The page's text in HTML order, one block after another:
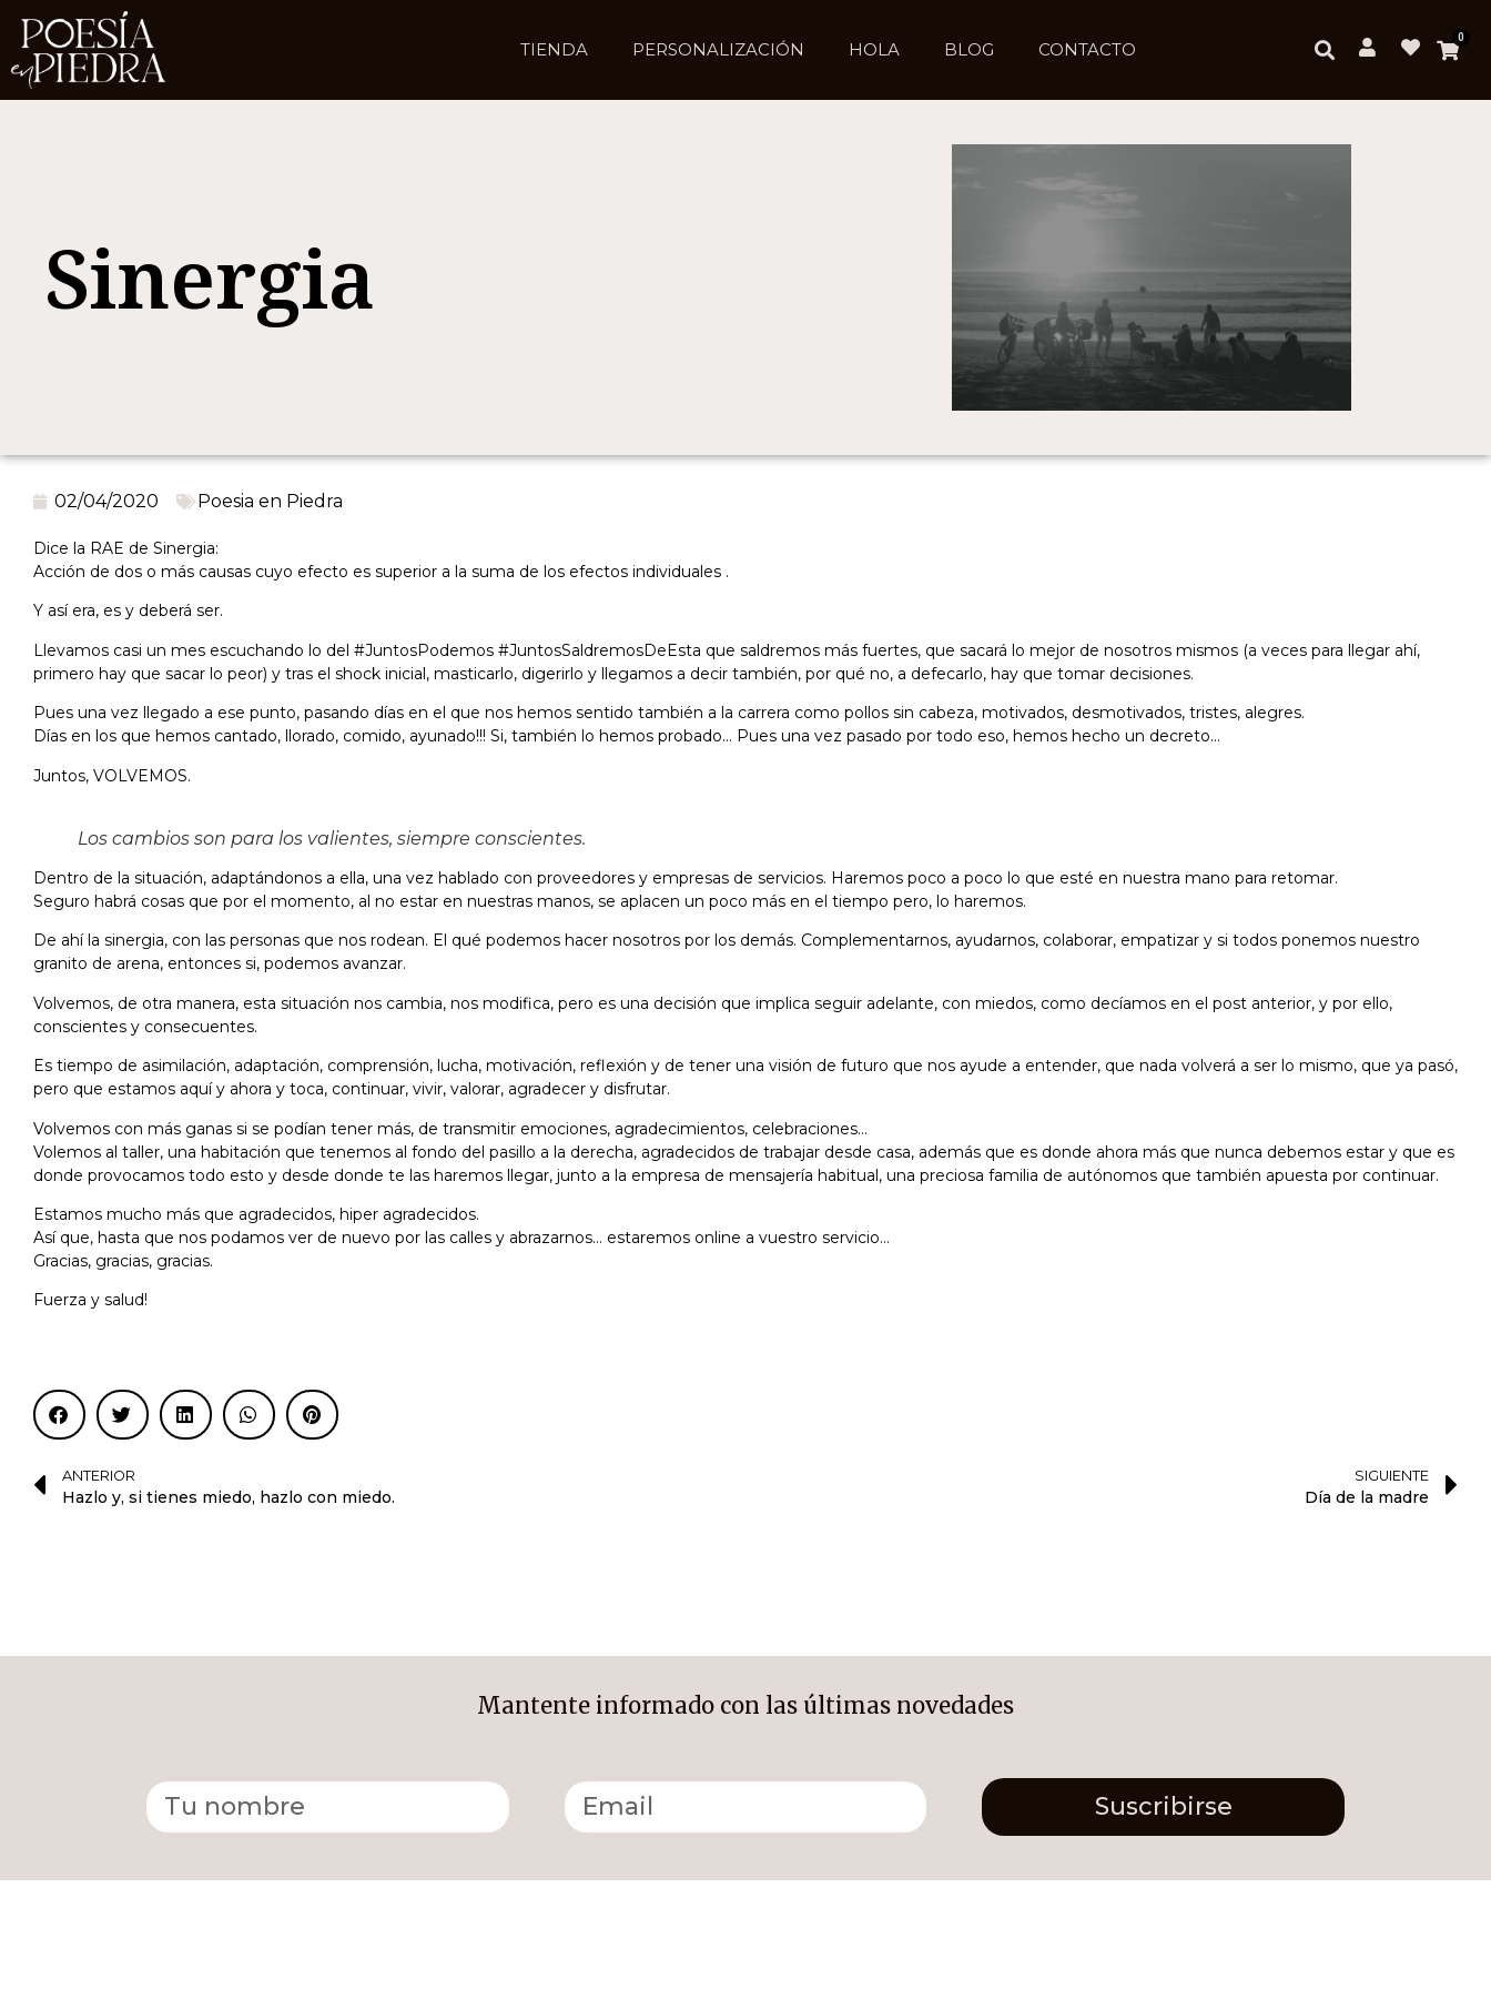
TIENDA PERSONALIZACIÓN HOLA BLOG CONTACTO
0
Sinergia
02/04/2020 Poesia en Piedra
Dice la RAE de Sinergia:
Acción de dos o más causas cuyo efecto es superior a la suma de los efectos individuales .
Y así era, es y deberá ser.
Llevamos casi un mes escuchando lo del #JuntosPodemos #JuntosSaldremosDeEsta que saldremos más fuertes, que sacará lo mejor de nosotros mismos (a veces para llegar ahí,
primero hay que sacar lo peor) y tras el shock inicial, masticarlo, digerirlo y llegamos a decir también, por qué no, a defecarlo, hay que tomar decisiones.
Pues una vez llegado a ese punto, pasando días en el que nos hemos sentido también a la carrera como pollos sin cabeza, motivados, desmotivados, tristes, alegres.
Días en los que hemos cantado, llorado, comido, ayunado!!! Si, también lo hemos probado… Pues una vez pasado por todo eso, hemos hecho un decreto…
Juntos, VOLVEMOS.
Los cambios son para los valientes, siempre conscientes.
Dentro de la situación, adaptándonos a ella, una vez hablado con proveedores y empresas de servicios. Haremos poco a poco lo que esté en nuestra mano para retomar.
Seguro habrá cosas que por el momento, al no estar en nuestras manos, se aplacen un poco más en el tiempo pero, lo haremos.
De ahí la sinergia, con las personas que nos rodean. El qué podemos hacer nosotros por los demás. Complementarnos, ayudarnos, colaborar, empatizar y si todos ponemos nuestro
granito de arena, entonces si, podemos avanzar.
Volvemos, de otra manera, esta situación nos cambia, nos modifica, pero es una decisión que implica seguir adelante, con miedos, como decíamos en el post anterior, y por ello,
conscientes y consecuentes.
Es tiempo de asimilación, adaptación, comprensión, lucha, motivación, reflexión y de tener una visión de futuro que nos ayude a entender, que nada volverá a ser lo mismo, que ya pasó,
pero que estamos aquí y ahora y toca, continuar, vivir, valorar, agradecer y disfrutar.
Volvemos con más ganas si se podían tener más, de transmitir emociones, agradecimientos, celebraciones…
Volemos al taller, una habitación que tenemos al fondo del pasillo a la derecha, agradecidos de trabajar desde casa, además que es donde ahora más que nunca debemos estar y que es
donde provocamos todo esto y desde donde te las haremos llegar, junto a la empresa de mensajería habitual, una preciosa familia de autónomos que también apuesta por continuar.
Estamos mucho más que agradecidos, hiper agradecidos.
Así que, hasta que nos podamos ver de nuevo por las calles y abrazarnos… estaremos online a vuestro servicio…
Gracias, gracias, gracias.
Fuerza y salud!
ANTERIOR
Hazlo y, si tienes miedo, hazlo con miedo.
SIGUIENTE
Día de la madre
Mantente informado con las últimas novedades
Suscribirse